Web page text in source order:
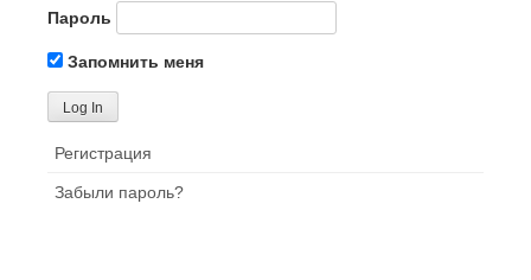
Пароль
Запомнить меня
Регистрация
Забыли пароль?